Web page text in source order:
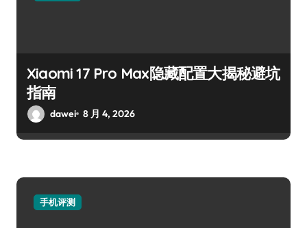
Xiaomi 17 Pro Max隐藏配置大揭秘避坑
指南
dawei 8 月 4, 2026
手机评测